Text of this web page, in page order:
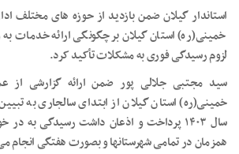
استاندار گیلان ضمن بازدید از حوزه های مختلف
خمینی(ره) استان گیلان بر چگونگی ارائه خدمات به
لزوم رسیدگی فوری به مشکلات تأکید کرد.
سید مجتبی جلالی پور ضمن ارائه گزارشی از
خمینی(ره) استان گیلان از ابتدای سالجاری به
سال ۱۴۰۳ پرداخت و اذعان داشت رسیدگی به
همزمان در تمامی شهرستانها و بصورت هفتگی انجام